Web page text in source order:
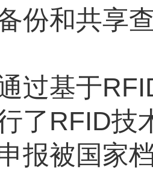
份和共享
基于RFID
了RFID技
报被国家